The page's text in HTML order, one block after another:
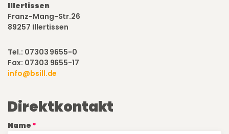
Illertissen
Franz-Mang-Str.26
89257 Illertissen
Tel.: 07303 9655-0
Fax: 07303 9655-17
info@bsill.de
Direktkontakt
Name